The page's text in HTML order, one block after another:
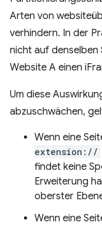
Arten von
verhindern. In der
nicht auf denselben
Website A einen
Um diese
abzuschwächen,
Wenn eine
extension://
findet keine
Erweiterung
oberster
Wenn eine